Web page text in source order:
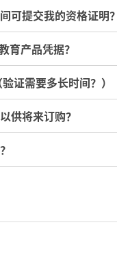
可提交我的资格证明？
育产品凭据？
证需要多长时间？）
供将来订购？